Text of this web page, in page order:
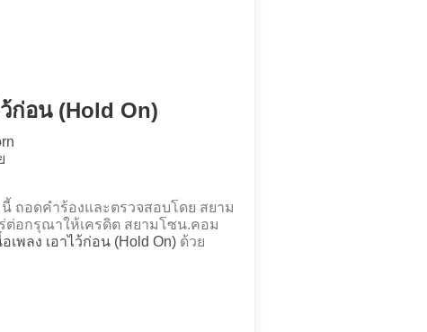
ว้ก่อน (Hold On)
นี้ ถอดคำร้องและตรวจสอบโดย สยาม
ต่อกรุณาให้เครดิต สยามโซน.คอม
อเพลง เอาไว้ก่อน (Hold On) ด้วย